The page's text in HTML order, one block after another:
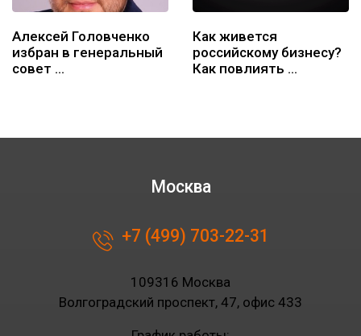
Алексей Головченко
избран в генеральный
совет …
Как живется
российскому бизнесу?
Как повлиять …
Москва
+7 (499) 703-22-31
109316 Москва
Волгоградский проспект, 47, офис 433